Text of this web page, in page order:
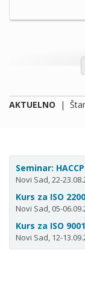
AKTUELNO |
Seminar:
Novi Sad, 22-
Kurs za ISO
Novi Sad, 05-
Kurs za ISO
Novi Sad, 12-